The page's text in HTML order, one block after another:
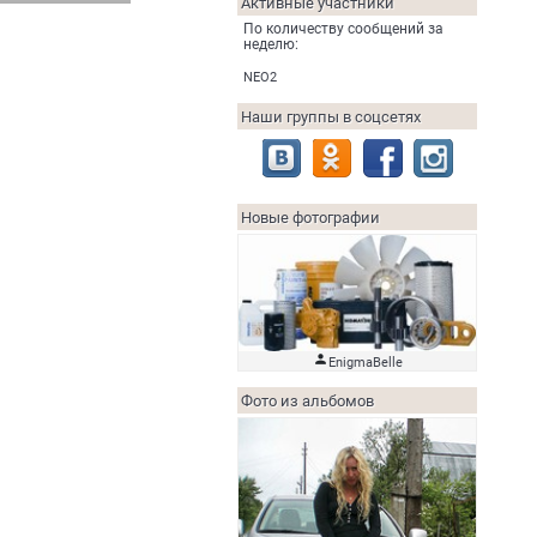
По количеству сообщений за
неделю:
NEO2
Наши группы в соцсетях
Новые фотографии
 EnigmaBelle
Фото из альбомов